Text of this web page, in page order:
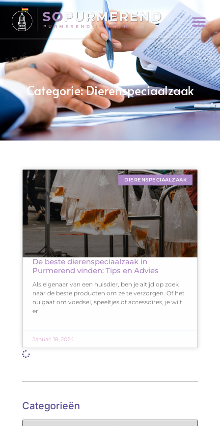
Categorie: Dierenspeciaalzaak
Categorieën
DIERENSPECIAALZAAK
De beste dierenspeciaalzaak in
Purmerend vinden: Tips en Advies
Als eigenaar van een huisdier, ben je altijd op zoek
naar de beste producten om ze te verzorgen. Of het
nu gaat om voedsel, speeltjes of accessoires, je wilt
er
Januari 18, 2024